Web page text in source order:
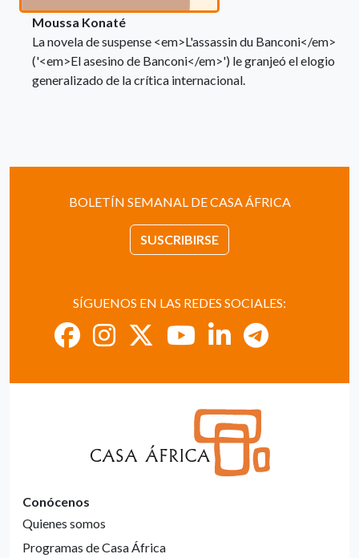
Moussa Konaté
La novela de suspense <em>L'assassin du Banconi</em>
('<em>El asesino de Banconi</em>') le granjeó el elogio
generalizado de la crítica internacional.
BOLETÍN SEMANAL DE CASA ÁFRICA
SUSCRIBIRSE
SÍGUENOS EN LAS REDES SOCIALES:
Conócenos
Quienes somos
Programas de Casa África